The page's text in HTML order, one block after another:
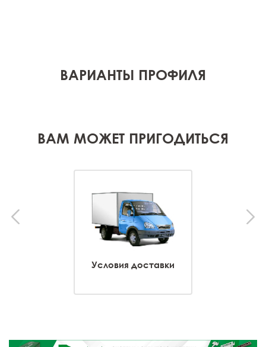
ВАРИАНТЫ ПРОФИЛЯ
ВАМ МОЖЕТ ПРИГОДИТЬСЯ
Условия доставки